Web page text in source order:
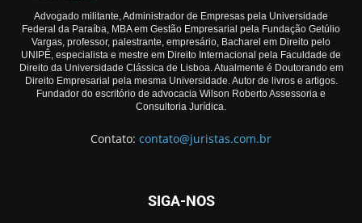
Advogado militante, Administrador de Empresas pela Universidade
Federal da Paraíba, MBA em Gestão Empresarial pela Fundação Getúlio
Vargas, professor, palestrante, empresário, Bacharel em Direito pelo
UNIPÊ, especialista e mestre em Direito Internacional pela Faculdade de
Direito da Universidade Clássica de Lisboa. Atualmente é Doutorando em
Direito Empresarial pela mesma Universidade. Autor de livros e artigos.
Fundador do escritório de advocacia Wilson Roberto Assessoria e
Consultoria Jurídica.
Contato: contato@juristas.com.br
SIGA-NOS